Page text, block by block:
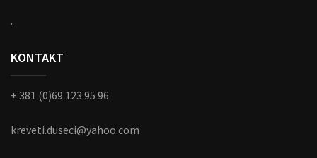
.
KONTAKT
+ 381 (0)69 123 95 96
kreveti.duseci@yahoo.com